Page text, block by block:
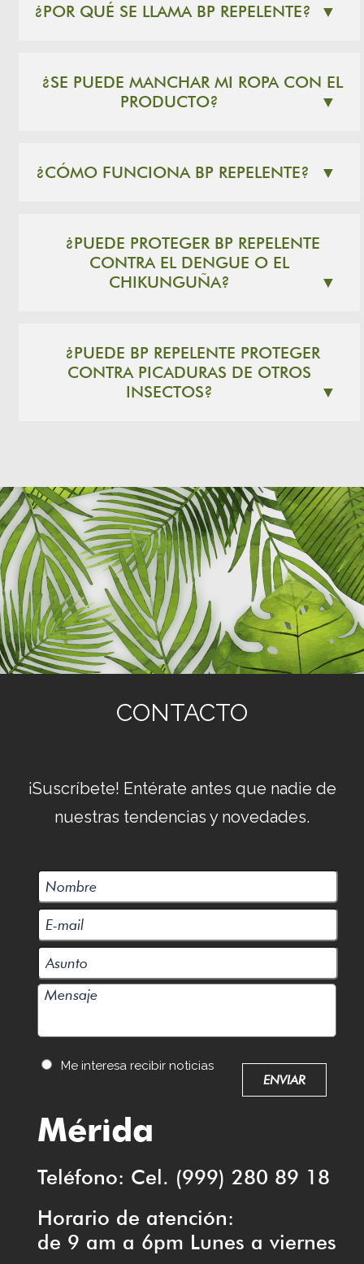
¿POR QUÉ SE LLAMA BP REPELENTE? ▼
¿SE PUEDE MANCHAR MI ROPA CON EL
PRODUCTO?
▼
¿CÓMO FUNCIONA BP REPELENTE? ▼
¿PUEDE PROTEGER BP REPELENTE
CONTRA EL DENGUE O EL
CHIKUNGUÑA?
▼
¿PUEDE BP REPELENTE PROTEGER
CONTRA PICADURAS DE OTROS
INSECTOS?
▼
CONTACTO
¡Suscríbete! Entérate antes que nadie de
nuestras tendencias y novedades.
Me interesa recibir noticias
Mérida
Teléfono: Cel. (999) 280 89 18
Horario de atención:
de 9 am a 6pm Lunes a viernes